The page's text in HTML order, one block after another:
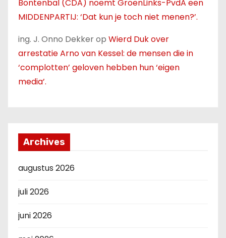
Bontenbal (CDA) noemt GroenLinks-PvdA een
MIDDENPARTIJ: ‘Dat kun je toch niet menen?’.
ing. J. Onno Dekkerop Wierd Duk over
arrestatie Arno van Kessel: de mensen die in
‘complotten’ geloven hebben hun ‘eigen
media’.
Archives
augustus 2026
juli 2026
juni 2026